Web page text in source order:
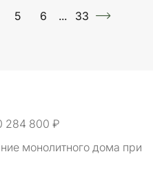
5 6 ... 33
284 800 ₽
монолитного дома при